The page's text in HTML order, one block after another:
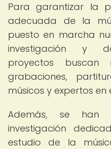
Para garantizar la
adecuada de la
puesto en marcha
investigación y
proyectos buscan
grabaciones,
músicos y expertos
Además, se han
investigación
estudio de la